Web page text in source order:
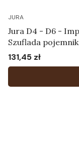
JURA
Jura D4 - D6 -
Szuflada
Cena
131,45 zł